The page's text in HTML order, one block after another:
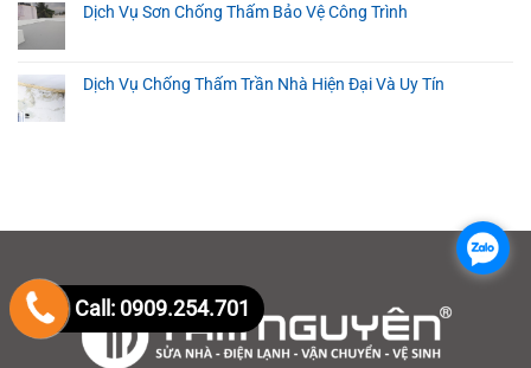
Dịch Vụ Sơn Chống Thấm Bảo Vệ Công Trình
Dịch Vụ Chống Thấm Trần Nhà Hiện Đại Và Uy Tín
.
Call: 0909.254.701